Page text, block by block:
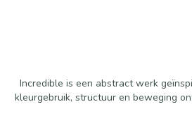
Incredible is een abstract werk
kleurgebruik, structuur en beweging